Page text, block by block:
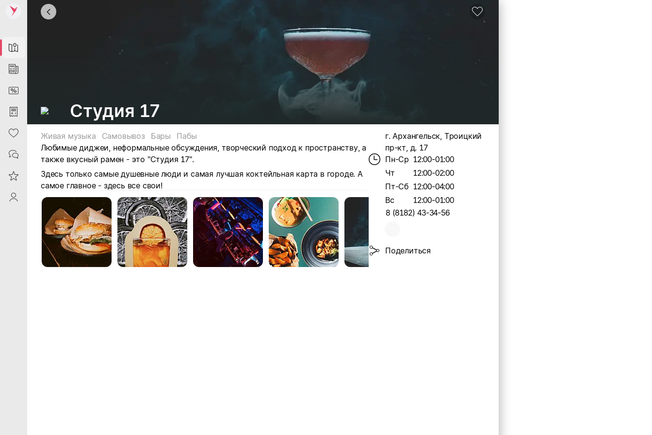
Map
News
DiscountCard
Purchases
Heart
Contacts
Reviews
ProfileSaby
Студия 17
Живая музыка Самовывоз Бары
Пабы
Любимые диджеи, неформальные обсуждения, творческий подход к пространству, а
также вкусный рамен - это "Студия 17".
Здесь только самые душевные люди и самая лучшая коктейльная карта в городе. А
самое главное - здесь все свои!
г. Архангельск, Троицкий
пр-кт, д. 17
Пн-Ср 12:00-01:00
Чт
12:00-02:00
Пт-Сб 12:00-04:00
Вс
12:00-01:00
8 (8182) 43-34-56
Поделиться